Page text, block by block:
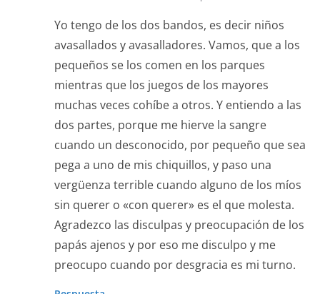
Yo tengo de los dos bandos, es decir niños
avasallados y avasalladores. Vamos, que a los
pequeños se los comen en los parques
mientras que los juegos de los mayores
muchas veces cohíbe a otros. Y entiendo a las
dos partes, porque me hierve la sangre
cuando un desconocido, por pequeño que sea
pega a uno de mis chiquillos, y paso una
vergüenza terrible cuando alguno de los míos
sin querer o «con querer» es el que molesta.
Agradezco las disculpas y preocupación de los
papás ajenos y por eso me disculpo y me
preocupo cuando por desgracia es mi turno.